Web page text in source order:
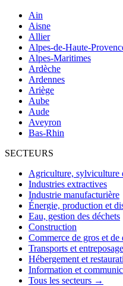
Ain
Aisne
Allier
Alpes-de-Haute-
Alpes-Maritimes
Ardèche
Ardennes
Ariège
Aube
Aude
Aveyron
Bas-Rhin
SECTEURS
Agriculture, sylviculture
Industries extractives
Industrie manufacturière
Énergie, production et
Eau, gestion des déchets
Construction
Commerce de gros et de
Transports et entreposage
Hébergement et
Information et
Tous les secteurs →